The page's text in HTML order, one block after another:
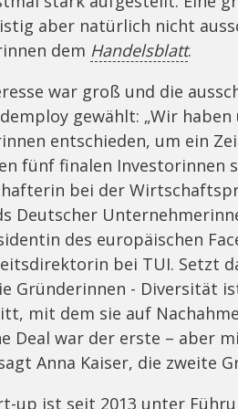
aber natürlich nicht
dem Handelsblatt.
war groß und die
gewählt: „Wir
entschieden, um ein
fünf finalen Investorinnen
bei der
Deutscher
des europäischen
bei TUI. Setzt
Gründerinnen - Diversität
mit dem sie auf
Deal war der erste – aber
sagt Anna Kaiser, die zweite
up ist seit 2013 unter